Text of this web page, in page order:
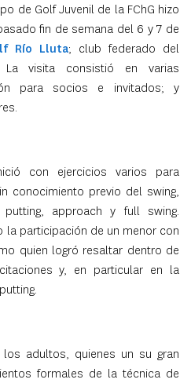
de Golf Juvenil de la FChG hizo
fin de semana del 6 y 7 de
Río Lluta; club federado del
visita consistió en varias
para socios e invitados; y
con ejercicios varios para
conocimiento previo del swing,
approach y full swing.
la participación de un menor con
quien logró resaltar dentro de
y, en particular en la
adultos, quienes un su gran
formales de la técnica de